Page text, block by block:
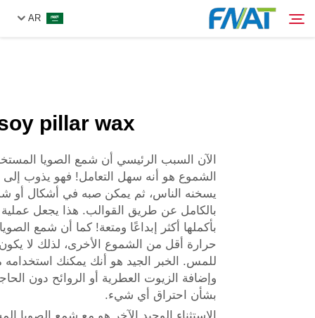
AR
pillar wax
الآن السبب الرئيسي أن شمع الصويا
الشموع هو أنه سهل التعامل! فهو يذوب
يسخنه الناس، ثم يمكن صبه في أشكال أو
بالكامل عن طريق القوالب. هذا يجعل
بأكملها أكثر إبداعًا ومتعة! كما أن شمع
حرارة أقل من الشموع الأخرى، لذلك لا
للمس. الخبر الجيد هو أنك يمكنك
وإضافة الزيوت العطرية أو الروائح دون
بشأن احتراق أي شيء.